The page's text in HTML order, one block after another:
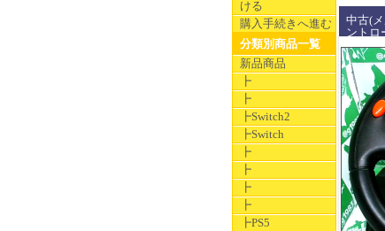
ける
購入手続きへ進む
分類別商品一覧
新品商品
┣
┣
┣Switch2
┣Switch
┣
┣
┣
┣
┣PS5
中古(
ントロ